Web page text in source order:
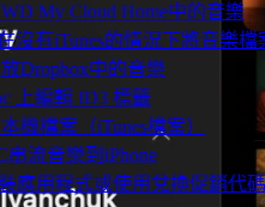
My Cloud Home中的音樂
沒有iTunes的情況下將音樂檔
Dropbox中的音樂
上編輯 ID3 標籤
機檔案（iTunes檔案）
串流音樂到iPhone
應用程式或使用兌換促銷代